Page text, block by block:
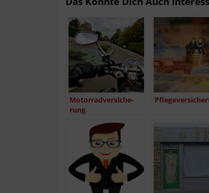
Motor­rad­ver­si­che­
rung